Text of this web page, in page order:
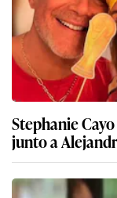
Stephanie
junto a